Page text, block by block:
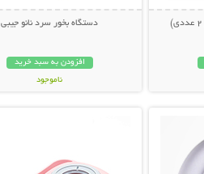
دستگاه بخور سرد نانو جیبی
افزودن به سبد خرید
ناموجود